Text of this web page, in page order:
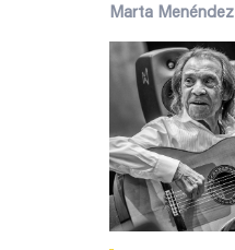
Marta Menéndez